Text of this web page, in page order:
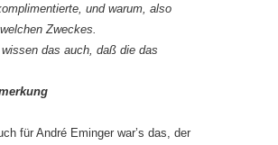
und warum, also
Zweckes.
das auch, daß die das
für André Eminger war’s das, der